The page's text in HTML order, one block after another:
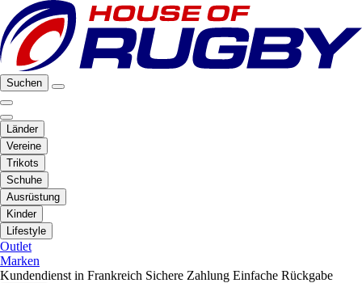
Suchen
Länder
Vereine
Trikots
Schuhe
Ausrüstung
Kinder
Lifestyle
Outlet
Marken
Kundendienst in Frankreich Sichere Zahlung Einfache Rückgabe